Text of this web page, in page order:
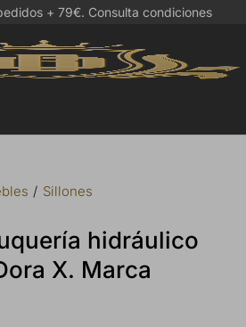
+ 79€. Consulta condiciones
Sillones
hidráulico
X. Marca